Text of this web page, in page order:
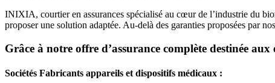
INIXIA, courtier en assurances spécialisé au cœur de l’industrie du
proposer une solution adaptée. Au-delà des garanties proposées par
Grâce à notre offre d’assurance complète destinée
Sociétés Fabricants appareils et dispositifs médicaux :